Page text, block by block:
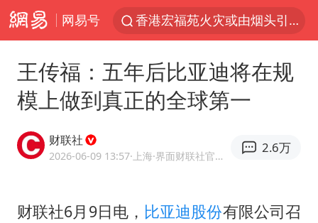
网易号
香港宏福苑火灾或由烟头引起
浙江海事局启动Ⅰ级防台应急响应
本田首次将整车平台外包给印度企业
浙江最强风雨时段已锁定
王传福：五年后比亚迪将在规
模上做到真正的全球第一
财联社
2026-06-09 13:57·上海 ·界面财联社官方账号
2.6万
财联社6月9日电， 比亚迪股份有限公司召